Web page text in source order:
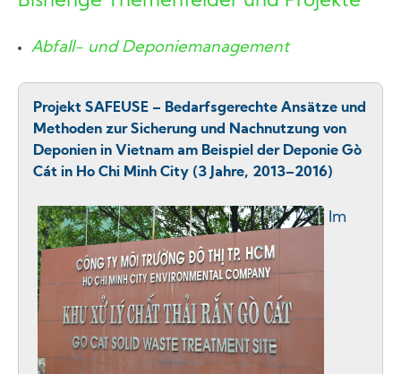
Abfall- und Deponiemanagement
Projekt SAFEUSE – Bedarfsgerechte Ansätze und
Methoden zur Sicherung und Nachnutzung von
Deponien in Vietnam am Beispiel der Deponie Gò
Cát in Ho Chi Minh City (3 Jahre, 2013–2016)
Im